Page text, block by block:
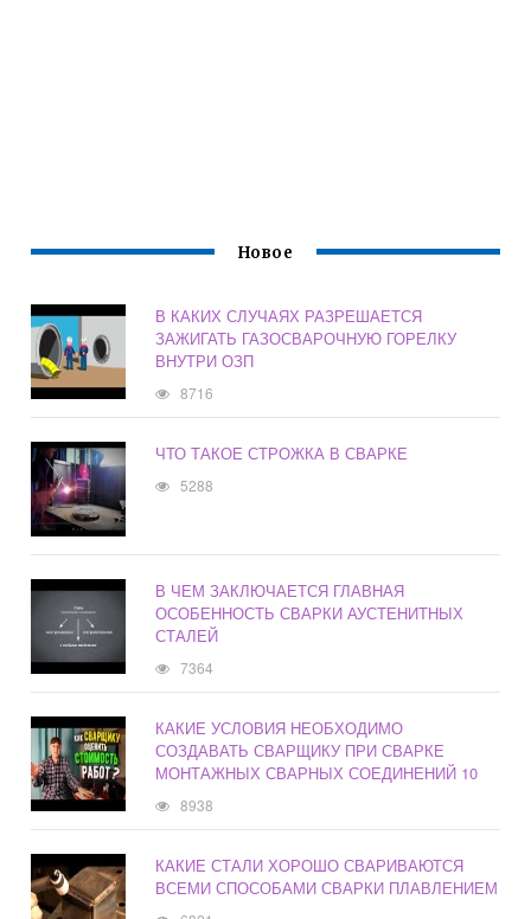
Новое
В КАКИХ СЛУЧАЯХ РАЗРЕШАЕТСЯ
ЗАЖИГАТЬ ГАЗОСВАРОЧНУЮ ГОРЕЛКУ
ВНУТРИ ОЗП
8716
ЧТО ТАКОЕ СТРОЖКА В СВАРКЕ
5288
В ЧЕМ ЗАКЛЮЧАЕТСЯ ГЛАВНАЯ
ОСОБЕННОСТЬ СВАРКИ АУСТЕНИТНЫХ
СТАЛЕЙ
7364
КАКИЕ УСЛОВИЯ НЕОБХОДИМО
СОЗДАВАТЬ СВАРЩИКУ ПРИ СВАРКЕ
МОНТАЖНЫХ СВАРНЫХ СОЕДИНЕНИЙ 10
8938
КАКИЕ СТАЛИ ХОРОШО СВАРИВАЮТСЯ
ВСЕМИ СПОСОБАМИ СВАРКИ ПЛАВЛЕНИЕМ